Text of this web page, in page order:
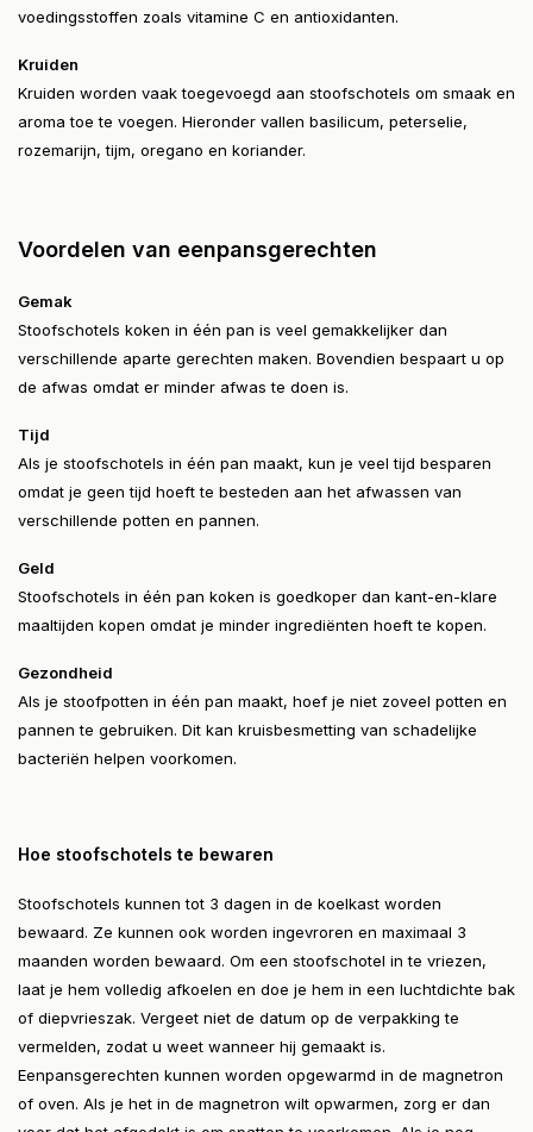
voedingsstoffen zoals vitamine C en antioxidanten.
Kruiden
Kruiden worden vaak toegevoegd aan stoofschotels om smaak en
aroma toe te voegen. Hieronder vallen basilicum, peterselie,
rozemarijn, tijm, oregano en koriander.
Voordelen van eenpansgerechten
Gemak
Stoofschotels koken in één pan is veel gemakkelijker dan
verschillende aparte gerechten maken. Bovendien bespaart u op
de afwas omdat er minder afwas te doen is.
Tijd
Als je stoofschotels in één pan maakt, kun je veel tijd besparen
omdat je geen tijd hoeft te besteden aan het afwassen van
verschillende potten en pannen.
Geld
Stoofschotels in één pan koken is goedkoper dan kant-en-klare
maaltijden kopen omdat je minder ingrediënten hoeft te kopen.
Gezondheid
Als je stoofpotten in één pan maakt, hoef je niet zoveel potten en
pannen te gebruiken. Dit kan kruisbesmetting van schadelijke
bacteriën helpen voorkomen.
Hoe stoofschotels te bewaren
Stoofschotels kunnen tot 3 dagen in de koelkast worden
bewaard. Ze kunnen ook worden ingevroren en maximaal 3
maanden worden bewaard. Om een stoofschotel in te vriezen,
laat je hem volledig afkoelen en doe je hem in een luchtdichte bak
of diepvrieszak. Vergeet niet de datum op de verpakking te
vermelden, zodat u weet wanneer hij gemaakt is.
Eenpansgerechten kunnen worden opgewarmd in de magnetron
of oven. Als je het in de magnetron wilt opwarmen, zorg er dan